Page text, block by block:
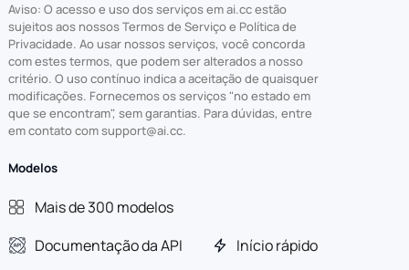
Aviso: O acesso e uso dos serviços em ai.cc estão
sujeitos aos nossos Termos de Serviço e Política de
Privacidade. Ao usar nossos serviços, você concorda
com estes termos, que podem ser alterados a nosso
critério. O uso contínuo indica a aceitação de quaisquer
modificações. Fornecemos os serviços "no estado em
que se encontram", sem garantias. Para dúvidas, entre
em contato com support@ai.cc.
Modelos
Mais de 300 modelos
Documentação da API
Início rápido